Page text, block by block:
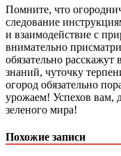
Помните, что
следование
и взаимодействие с
внимательно
обязательно
знаний, чуточку
огород обязательно
урожаем! Успехов вам,
зеленого мира!
Похожие записи